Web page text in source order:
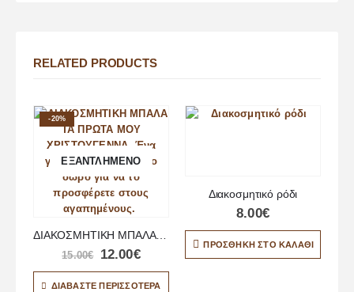
RELATED PRODUCTS
-20%
ΕΞΑΝΤΛΗΜΈΝΟ
ΔΙΑΚΟΣΜΗΤΙΚΗ ΜΠΑΛΑ ΤΑ ΠΡΩΤΑ ΜΟΥ ΧΡΙΣΤΟΥΓΕΝΝΑ
15.00€ 12.00€
ΔΙΑΒΆΣΤΕ ΠΕΡΙΣΣΌΤΕΡΑ
Διακοσμητικό ρόδι
8.00€
ΠΡΟΣΘΉΚΗ ΣΤΟ ΚΑΛΆΘΙ